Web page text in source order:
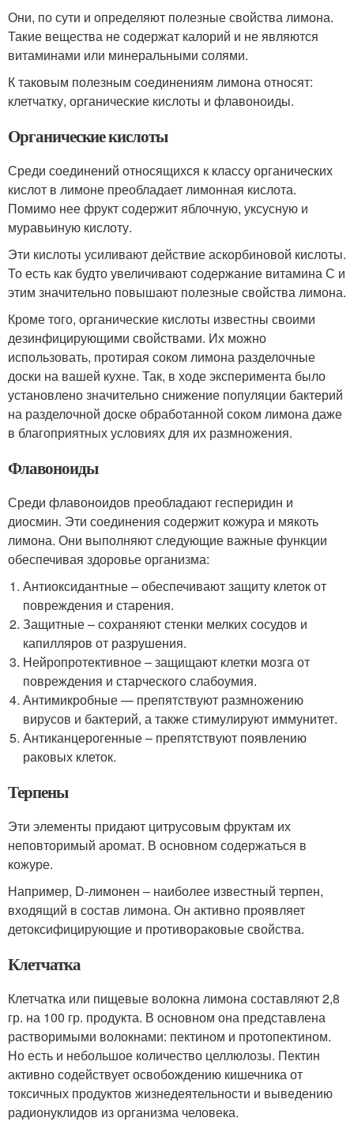
Они, по сути и определяют полезные свойства лимона.
Такие вещества не содержат калорий и не являются
витаминами или минеральными солями.
К таковым полезным соединениям лимона относят:
клетчатку, органические кислоты и флавоноиды.
Органические кислоты
Среди соединений относящихся к классу органических
кислот в лимоне преобладает лимонная кислота.
Помимо нее фрукт содержит яблочную, уксусную и
муравьиную кислоту.
Эти кислоты усиливают действие аскорбиновой кислоты.
То есть как будто увеличивают содержание витамина С и
этим значительно повышают полезные свойства лимона.
Кроме того, органические кислоты известны своими
дезинфицирующими свойствами. Их можно
использовать, протирая соком лимона разделочные
доски на вашей кухне. Так, в ходе эксперимента было
установлено значительно снижение популяции бактерий
на разделочной доске обработанной соком лимона даже
в благоприятных условиях для их размножения.
Флавоноиды
Среди флавоноидов преобладают гесперидин и
диосмин. Эти соединения содержит кожура и мякоть
лимона. Они выполняют следующие важные функции
обеспечивая здоровье организма:
Антиоксидантные – обеспечивают защиту клеток от
повреждения и старения.
Защитные – сохраняют стенки мелких сосудов и
капилляров от разрушения.
Нейропротективное – защищают клетки мозга от
повреждения и старческого слабоумия.
Антимикробные — препятствуют размножению
вирусов и бактерий, а также стимулируют иммунитет.
Антиканцерогенные – препятствуют появлению
раковых клеток.
Терпены
Эти элементы придают цитрусовым фруктам их
неповторимый аромат. В основном содержаться в
кожуре.
Например, D-лимонен – наиболее известный терпен,
входящий в состав лимона. Он активно проявляет
детоксифицирующие и противораковые свойства.
Клетчатка
Клетчатка или пищевые волокна лимона составляют 2,8
гр. на 100 гр. продукта. В основном она представлена
растворимыми волокнами: пектином и протопектином.
Но есть и небольшое количество целлюлозы. Пектин
активно содействует освобождению кишечника от
токсичных продуктов жизнедеятельности и выведению
радионуклидов из организма человека.